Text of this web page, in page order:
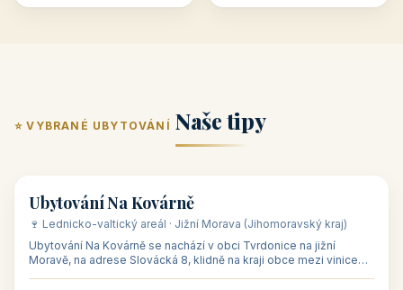
⭐ VYBRANÉ UBYTOVÁNÍ Naše tipy
🏡 penzion
Ubytování Na Kovárně
🍷 Lednicko-valtický areál · Jižní Morava (Jihomoravský kraj)
Ubytování Na Kovárně se nachází v obci Tvrdonice na jižní
Moravě, na adrese Slovácká 8, klidně na kraji obce mezi vinicemi,